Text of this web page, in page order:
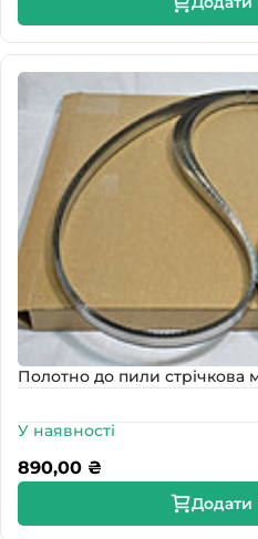
Полотно до пили стрічкова
У наявності
890,00 ₴